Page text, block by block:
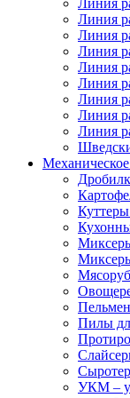
Линия
Линия
Линия
Линия
Линия
Линия
Линия
Линия
Линия
Пилы
УКМ –